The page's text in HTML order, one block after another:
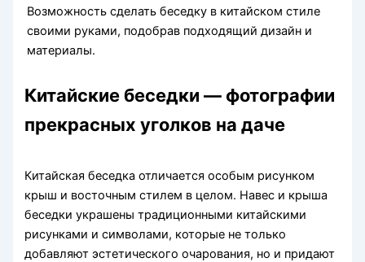
Возможность сделать беседку в китайском стиле
своими руками, подобрав подходящий дизайн и
материалы.
Китайские беседки — фотографии
прекрасных уголков на даче
Китайская беседка отличается особым рисунком
крыш и восточным стилем в целом. Навес и крыша
беседки украшены традиционными китайскими
рисунками и символами, которые не только
добавляют эстетического очарования, но и придают